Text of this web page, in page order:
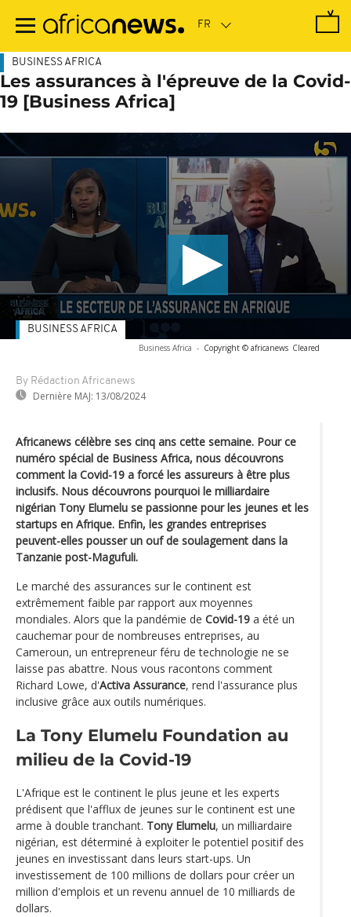
contenu
BUSINESS AFRICA
Les assurances à l'épreuve de la Covid-
19 [Business Africa]
Business Africa - Copyright © africanews Cleared
By Rédaction Africanews
Dernière MAJ: 13/08/2024
BUSINESS AFRICA
Africanews célèbre ses cinq ans cette semaine. Pour ce
numéro spécial de Business Africa, nous découvrons
comment la Covid-19 a forcé les assureurs à être plus
inclusifs. Nous découvrons pourquoi le milliardaire
nigérian Tony Elumelu se passionne pour les jeunes et les
startups en Afrique. Enfin, les grandes entreprises
peuvent-elles pousser un ouf de soulagement dans la
Tanzanie post-Magufuli.
Le marché des assurances sur le continent est
extrêmement faible par rapport aux moyennes
mondiales. Alors que la pandémie de Covid-19 a été un
cauchemar pour de nombreuses entreprises, au
Cameroun, un entrepreneur féru de technologie ne se
laisse pas abattre. Nous vous racontons comment
Richard Lowe, d'Activa Assurance, rend l'assurance plus
inclusive grâce aux outils numériques.
La Tony Elumelu Foundation au
milieu de la Covid-19
L'Afrique est le continent le plus jeune et les experts
prédisent que l'afflux de jeunes sur le continent est une
arme à double tranchant. Tony Elumelu, un milliardaire
nigérian, est déterminé à exploiter le potentiel positif des
jeunes en investissant dans leurs start-ups. Un
investissement de 100 millions de dollars pour créer un
million d'emplois et un revenu annuel de 10 milliards de
dollars.